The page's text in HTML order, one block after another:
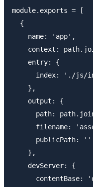
module.exports = [
  {
    name: 'app',
context:
    entry: {
index: './js/
    },
    output: {
path:
filename:
      publicPath: ''
    },
    devServer: {
contentBase: